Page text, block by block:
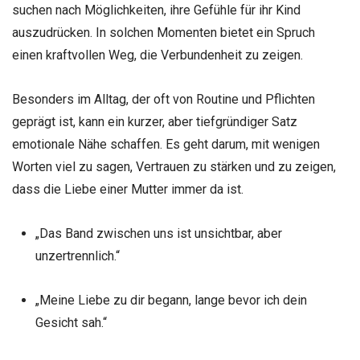
suchen nach Möglichkeiten, ihre Gefühle für ihr Kind
auszudrücken. In solchen Momenten bietet ein Spruch
einen kraftvollen Weg, die Verbundenheit zu zeigen.
Besonders im Alltag, der oft von Routine und Pflichten
geprägt ist, kann ein kurzer, aber tiefgründiger Satz
emotionale Nähe schaffen. Es geht darum, mit wenigen
Worten viel zu sagen, Vertrauen zu stärken und zu zeigen,
dass die Liebe einer Mutter immer da ist.
„Das Band zwischen uns ist unsichtbar, aber
unzertrennlich.“
„Meine Liebe zu dir begann, lange bevor ich dein
Gesicht sah.“